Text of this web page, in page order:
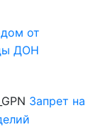
от
ДОН
Запрет на